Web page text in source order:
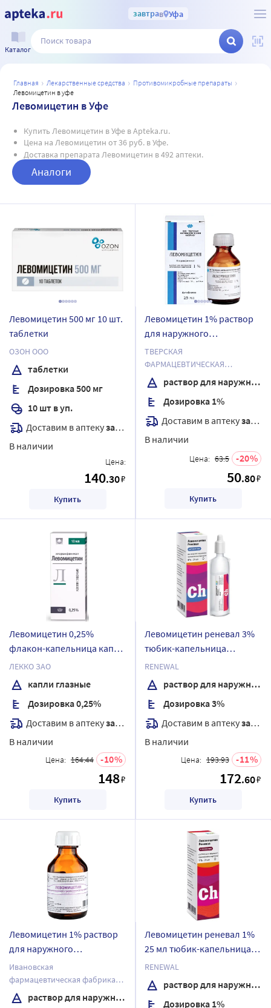
завтрав Уфа
Каталог
главная лекарственные средства
противомикробные препараты
левомицетин в уфе
Левомицетин в Уфе
Купить Левомицетин в Уфе в Apteka.ru.
Цена на Левомицетин от 36 руб. в Уфе.
Доставка препарата Левомицетин в 492 аптеки.
Аналоги
Левомицетин 500 мг 10 шт.
таблетки
ОЗОН ООО
таблетки
Дозировка 500 мг
10 шт в уп.
Доставим в аптекузавтра
В наличии
Цена:
140.30₽
Купить
Левомицетин 1% раствор
для наружного
применения спиртовой 25
мл
ТВЕРСКАЯ
ФАРМАЦЕВТИЧЕСКАЯ
ФАБРИКА ОАО
раствор для наружного применения спиртовой
Дозировка 1%
Доставим в аптекузавтра
В наличии
Цена: 63.5 20
50.80₽
Купить
Левомицетин 0,25%
флакон-капельница капли
глазные 10 мл
ЛЕККО ЗАО
капли глазные
Дозировка 0,25%
Доставим в аптекузавтра
В наличии
Цена: 164.44 10
148₽
Купить
Левомицетин реневал 3%
тюбик-капельница
раствор для наружного
применения спиртовой 25
мл
RENEWAL
раствор для наружного применения спиртовой
Дозировка 3%
Доставим в аптекузавтра
В наличии
Цена: 193.93 11
172.60₽
Купить
Левомицетин 1% раствор
для наружного
применения 25 мл
Ивановская
фармацевтическая фабрика
ОАО
раствор для наружного применения
Левомицетин реневал 1%
25 мл тюбик-капельница
раствор для наружного
применения спиртовой
RENEWAL
раствор для наружного применения спиртовой
Дозировка 1%